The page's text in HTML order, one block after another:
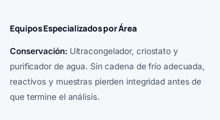
Equipos Especializados por Área
Conservación: Ultracongelador, criostato y
purificador de agua. Sin cadena de frío adecuada,
reactivos y muestras pierden integridad antes de
que termine el análisis.